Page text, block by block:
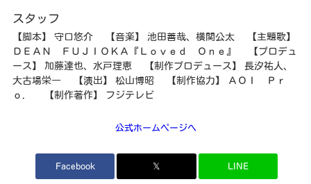
スタッフ
【脚本】 守口悠介 【音楽】 池田善哉、横関公太 【主題歌】
ＤＥＡＮ ＦＵＪＩＯＫＡ『Ｌｏｖｅｄ Ｏｎｅ』 【プロデュ
ース】 加藤達也、水戸理恵 【制作プロデュース】 長汐祐人、
大古場栄一 【演出】 松山博昭 【制作協力】 ＡＯＩ Ｐｒ
ｏ． 【制作著作】 フジテレビ
公式ホームページへ
Facebook 𝕏 LINE